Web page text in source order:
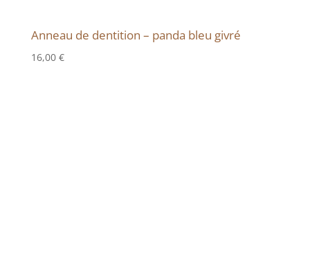
Anneau de dentition – panda bleu givré
16,00 €